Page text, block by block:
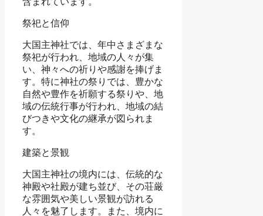
祭祀と信仰
大国主神社では、年中さまざまな
祭祀が行われ、地域の人々が集
い、神々への祈りや感謝を捧げま
す。特に神社の祭りでは、豊かな
自然や豊作を祈願する祭りや、地
域の伝統行事が行われ、地域の結
びつきや文化の継承が図られま
す。
建築と景観
大国主神社の境内には、伝統的な
神殿や社殿が建ち並び、その荘厳
な雰囲気や美しい景観が訪れる
人々を魅了します。また、境内に